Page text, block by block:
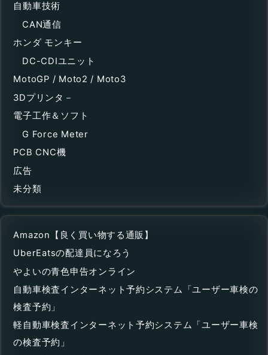
自動車技術
CAN通信
ホンダ モンキー
DC-CDIユニット
MotoGP / Moto2 / Moto3
3Dプリンタ－
電子工作＆ソフト
G Force Meter
PCB CNC機
広告
未分類
Amazon【良く買い物する通販】
UberEatsの配達員になろう
やよいの青色申告オンライン
自動車検査インターネット予約システム「ユーザー車検の
検査予約」
軽自動車検査インターネット予約システム「ユーザー車検
の検査予約」